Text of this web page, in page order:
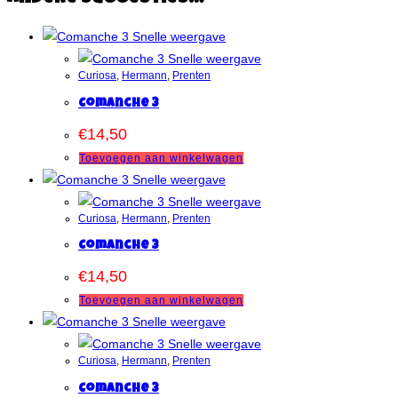
Snelle weergave
Snelle weergave
Curiosa, Hermann, Prenten
Comanche 3
€14,50
Toevoegen aan winkelwagen
Snelle weergave
Snelle weergave
Curiosa Hermann Prenten
Comanche 3
€14,50
Toevoegen aan winkelwagen
Snelle weergave
Snelle weergave
Curiosa, Hermann, Prenten
Comanche 3